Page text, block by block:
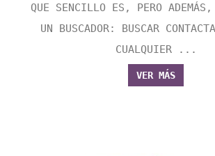
QUE SENCILLO ES, PERO ADEMÁS,
UN BUSCADOR: BUSCAR
CUALQUIER ...
VER MÁS